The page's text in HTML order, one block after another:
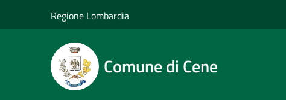
Regione Lombardia
Comune di Cene